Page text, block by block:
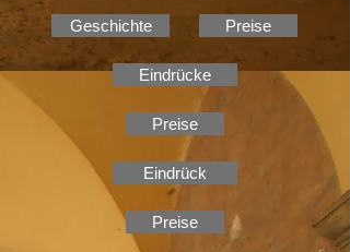
Geschichte Preise
Eindrücke
Preise
Eindrück
Preise